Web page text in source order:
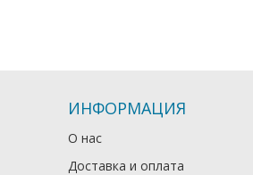
ИНФОРМАЦИЯ
О нас
Доставка и оплата